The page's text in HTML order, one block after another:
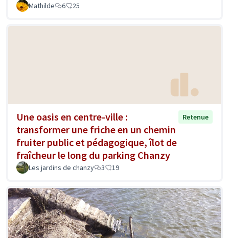
Mathilde 6 25
Une oasis en centre-ville :
transformer une friche en un chemin
fruiter public et pédagogique, îlot de
fraîcheur le long du parking Chanzy
Retenue
Les jardins de chanzy 3 19